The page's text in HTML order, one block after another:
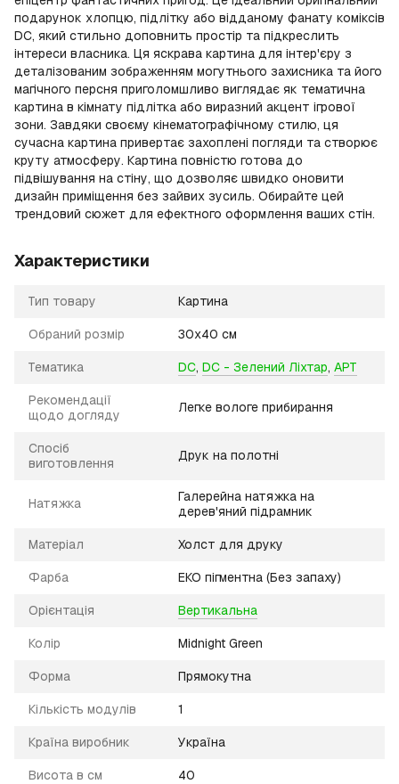
подарунок хлопцю, підлітку або відданому фанату коміксів
DC, який стильно доповнить простір та підкреслить
інтереси власника. Ця яскрава картина для інтер'єру з
деталізованим зображенням могутнього захисника та його
магічного персня приголомшливо виглядає як тематична
картина в кімнату підлітка або виразний акцент ігрової
зони. Завдяки своєму кінематографічному стилю, ця
сучасна картина привертає захоплені погляди та створює
круту атмосферу. Картина повністю готова до
підвішування на стіну, що дозволяє швидко оновити
дизайн приміщення без зайвих зусиль. Обирайте цей
трендовий сюжет для ефектного оформлення ваших стін.
Характеристики
Тип товару Картина
Обраний розмір 30х40 см
Тематика DC, DC - Зелений Ліхтар, АРТ
Рекомендації
щодо догляду
Легке вологе прибирання
Спосіб
виготовлення
Друк на полотні
Натяжка
Галерейна натяжка на
дерев'яний підрамник
Матеріал Холст для друку
Фарба ЕКО пігментна (Без запаху)
Орієнтація Вертикальна
Колір Midnight Green
Форма Прямокутна
Кількість модулів 1
Країна виробник Україна
Висота в см 40